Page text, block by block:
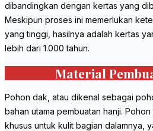
dibandingkan dengan kertas yang
Meskipun proses ini memerlukan
yang tinggi, hasilnya adalah kertas
lebih dari 1.000 tahun.
Material
Pohon dak, atau dikenal sebagai
bahan utama pembuatan hanji.
khusus untuk kulit bagian dalamnya,